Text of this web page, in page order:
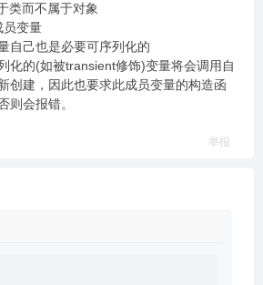
类而不属于对象
员变量
自己也是必要可序列化的
化的(如被transient修饰)变量将会调用自
创建，因此也要求此成员变量的构造函
则会报错。
举报